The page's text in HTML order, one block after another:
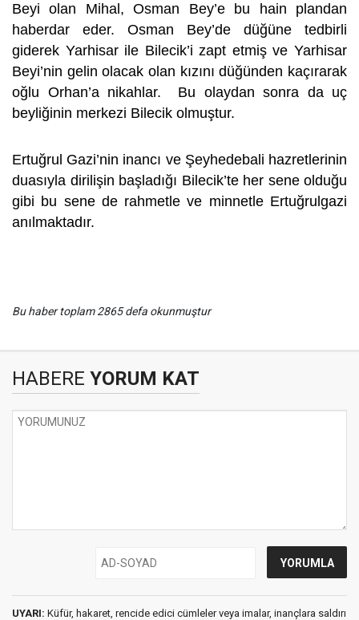
Beyi olan Mihal, Osman Bey’e bu hain plandan
haberdar eder. Osman Bey’de düğüne tedbirli
giderek Yarhisar ile Bilecik’i zapt etmiş ve Yarhisar
Beyi’nin gelin olacak olan kızını düğünden kaçırarak
oğlu Orhan’a nikahlar. Bu olaydan sonra da uç
beyliğinin merkezi Bilecik olmuştur.
Ertuğrul Gazi’nin inancı ve Şeyhedebali hazretlerinin
duasıyla dirilişin başladığı Bilecik’te her sene olduğu
gibi bu sene de rahmetle ve minnetle Ertuğrulgazi
anılmaktadır.
Bu haber toplam 2865 defa okunmuştur
HABERE YORUM KAT
UYARI: Küfür, hakaret, rencide edici cümleler veya imalar, inançlara saldırı